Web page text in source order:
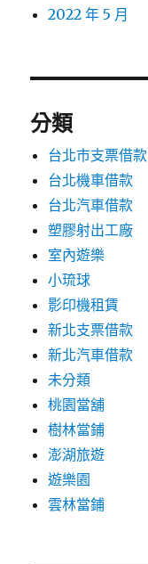
2022 年 5 月
分類
台北市支票借款
台北機車借款
台北汽車借款
塑膠射出工廠
室內遊樂
小琉球
影印機租賃
新北支票借款
新北汽車借款
未分類
桃園當舖
樹林當鋪
澎湖旅遊
遊樂園
雲林當鋪